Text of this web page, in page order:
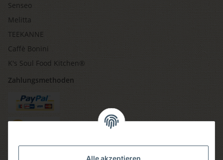
Alle akzeptieren
Senseo
Melitta
TEEKANNE
Caffè Bonini
K's Soul Food Kitchen®
Zahlungsmethoden
Versandmethoden